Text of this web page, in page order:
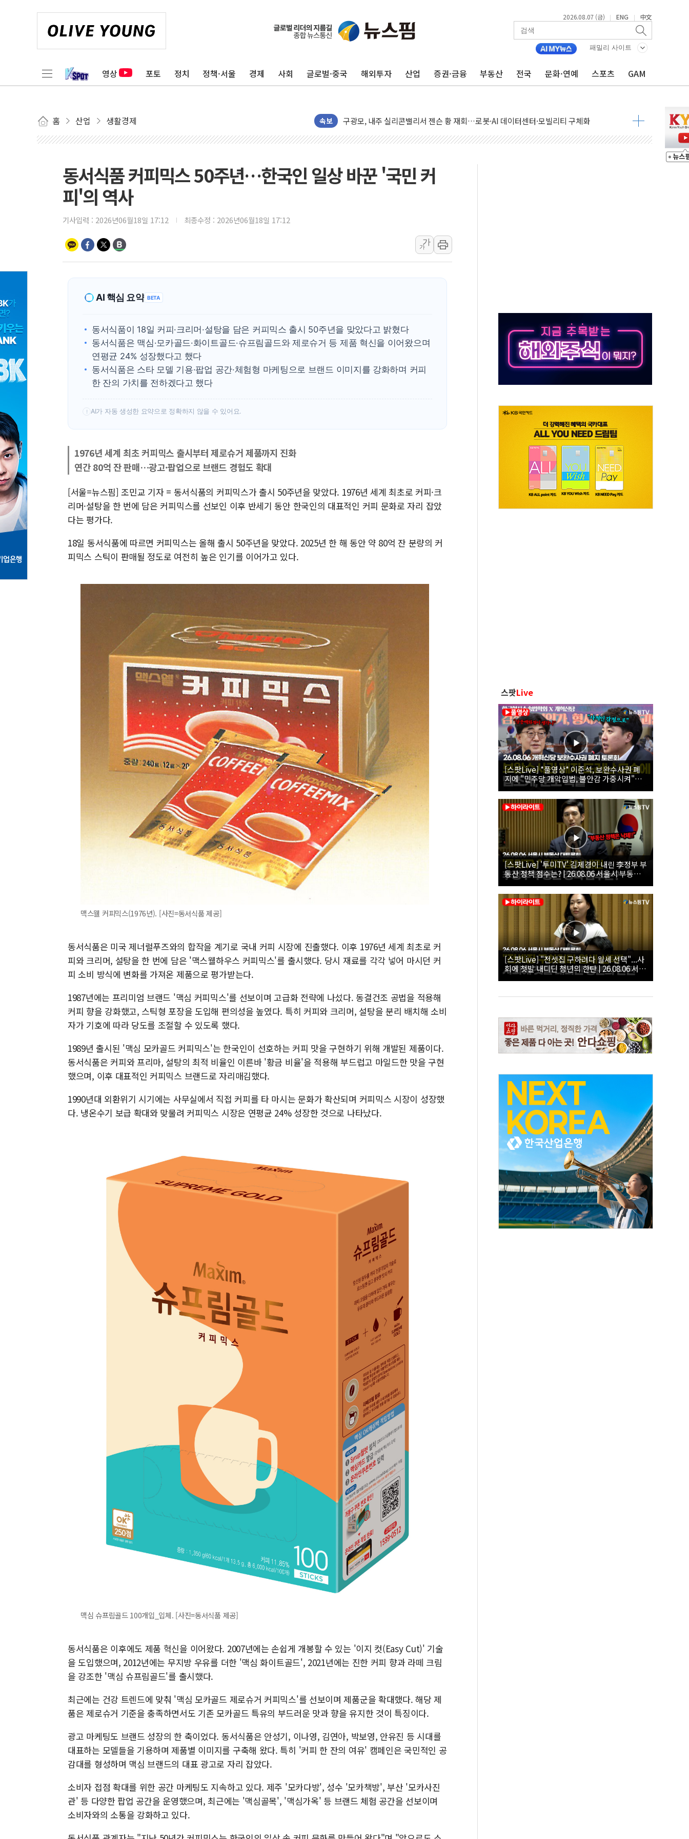
2026.08.07 (금) | ENG | 中文
패밀리 사이트
영상 포토 정치 정책·서울 경제 사회 글로벌·중국 해외투자 산업 증권·금융 부동산 전국 문화·연예 스포츠 GAM
홈 산업 생활경제 속보
유럽증시, 견조한 실적 소화하며 대부분 상승… "2분기 기업 순이익 21% 증가" 전망
구광모, 내주 실리콘밸리서 젠슨 황 재회…로봇·AI 데이터센터·모빌리티 구체화
뉴욕증시 개장 전 특징주...모더나·아이온큐·도어대시↑ VS 샌디스크·피그마·앱러빈↓
뉴욕증시 프리뷰, 미 주가선물 AI주 차익실현 속 혼조세...웨스턴디지털·샌디스크↓
청와대, 북한 단거리 탄도미사일 발사에 긴급 안보 점검회의
[베트남 증시] 지수 하락 속 'DGC' 임시 주총 기대감에 홀로 상한가…마진 잔액은 사상 최고
'월가의 황제' 다이먼 "금융시장 레버리지 위험수위…숨은 차입이 더 큰 변수"
[3보] 북, 원산서 동해로 단거리 탄도미사일 1발 발사… 올해 10번째·42일 만 도발
우크라 드론 전술, 중남미 콜롬비아에 새 안보 위기… 반군·마약카르텔이 습득해 전투 활용
동해해경, 독도 해상서 부유물 감긴 어선 구조
주한미군 "오산기지 누출, 백린 아닌 무해한 표면 부식 물질"
구미 폐염산처리업체서 불 2시간30여분만에 진화...외국인 노동자 숨져
동서식품 커피믹스 50주년…한국인 일상 바꾼 '국민 커
피'의 역사
기사입력 : 2026년06월18일 17:12 최종수정 : 2026년06월18일 17:12
가
가
AI 핵심 요약 BETA
동서식품이 18일 커피·크리머·설탕을 담은 커피믹스 출시 50주년을 맞았다고 밝혔다
동서식품은 맥심·모카골드·화이트골드·슈프림골드와 제로슈거 등 제품 혁신을 이어왔으며
연평균 24% 성장했다고 했다
동서식품은 스타 모델 기용·팝업 공간·체험형 마케팅으로 브랜드 이미지를 강화하며 커피
한 잔의 가치를 전하겠다고 했다
! AI가 자동 생성한 요약으로 정확하지 않을 수 있어요.
1976년 세계 최초 커피믹스 출시부터 제로슈거 제품까지 진화
연간 80억 잔 판매…광고·팝업으로 브랜드 경험도 확대
[서울=뉴스핌] 조민교 기자 = 동서식품의 커피믹스가 출시 50주년을 맞았다. 1976년 세계 최초로 커피·크
리머·설탕을 한 번에 담은 커피믹스를 선보인 이후 반세기 동안 한국인의 대표적인 커피 문화로 자리 잡았
다는 평가다.
18일 동서식품에 따르면 커피믹스는 올해 출시 50주년을 맞았다. 2025년 한 해 동안 약 80억 잔 분량의 커
피믹스 스틱이 판매될 정도로 여전히 높은 인기를 이어가고 있다.
맥스웰 커피믹스(1976년). [사진=동서식품 제공]
동서식품은 미국 제너럴푸즈와의 합작을 계기로 국내 커피 시장에 진출했다. 이후 1976년 세계 최초로 커
피와 크리머, 설탕을 한 번에 담은 '맥스웰하우스 커피믹스'를 출시했다. 당시 재료를 각각 넣어 마시던 커
피 소비 방식에 변화를 가져온 제품으로 평가받는다.
1987년에는 프리미엄 브랜드 '맥심 커피믹스'를 선보이며 고급화 전략에 나섰다. 동결건조 공법을 적용해
커피 향을 강화했고, 스틱형 포장을 도입해 편의성을 높였다. 특히 커피와 크리머, 설탕을 분리 배치해 소비
자가 기호에 따라 당도를 조절할 수 있도록 했다.
1989년 출시된 '맥심 모카골드 커피믹스'는 한국인이 선호하는 커피 맛을 구현하기 위해 개발된 제품이다.
동서식품은 커피와 프리마, 설탕의 최적 비율인 이른바 '황금 비율'을 적용해 부드럽고 마일드한 맛을 구현
했으며, 이후 대표적인 커피믹스 브랜드로 자리매김했다.
1990년대 외환위기 시기에는 사무실에서 직접 커피를 타 마시는 문화가 확산되며 커피믹스 시장이 성장했
다. 냉온수기 보급 확대와 맞물려 커피믹스 시장은 연평균 24% 성장한 것으로 나타났다.
맥심 슈프림골드 100개입_입체. [사진=동서식품 제공]
동서식품은 이후에도 제품 혁신을 이어왔다. 2007년에는 손쉽게 개봉할 수 있는 '이지 컷(Easy Cut)' 기술
을 도입했으며, 2012년에는 무지방 우유를 더한 '맥심 화이트골드', 2021년에는 진한 커피 향과 라떼 크림
을 강조한 '맥심 슈프림골드'를 출시했다.
최근에는 건강 트렌드에 맞춰 '맥심 모카골드 제로슈거 커피믹스'를 선보이며 제품군을 확대했다. 해당 제
품은 제로슈거 기준을 충족하면서도 기존 모카골드 특유의 부드러운 맛과 향을 유지한 것이 특징이다.
광고 마케팅도 브랜드 성장의 한 축이었다. 동서식품은 안성기, 이나영, 김연아, 박보영, 안유진 등 시대를
대표하는 모델들을 기용하며 제품별 이미지를 구축해 왔다. 특히 '커피 한 잔의 여유' 캠페인은 국민적인 공
감대를 형성하며 맥심 브랜드의 대표 광고로 자리 잡았다.
소비자 접점 확대를 위한 공간 마케팅도 지속하고 있다. 제주 '모카다방', 성수 '모카책방', 부산 '모카사진
관' 등 다양한 팝업 공간을 운영했으며, 최근에는 '맥심골목', '맥심가옥' 등 브랜드 체험 공간을 선보이며
소비자와의 소통을 강화하고 있다.
스팟Live
[스팟Live] *풀영상* 이준석, 보완수사권 폐
지에 "민주당 개악입법, 불안감 가중시켜"｜
26.08.06 개혁신당 보완수사권 폐지 토론회
[스팟Live] '투미TV' 김제경이 내린 李정부 부
동산 정책 점수는? | 26.08.06 서울시 부동산
대토론회
[스팟Live] "전셋집 구하려다 월세 선택"...사
회에 첫발 내디딘 청년의 한탄 | 26.08.06 서울
시 부동산 대토론회